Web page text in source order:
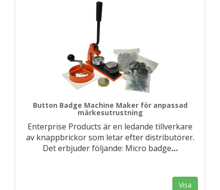
Button Badge Machine Maker för anpassad
märkesutrustning
Enterprise Products är en ledande tillverkare
av knappbrickor som letar efter distributörer.
Det erbjuder följande: Micro badge…
Visa